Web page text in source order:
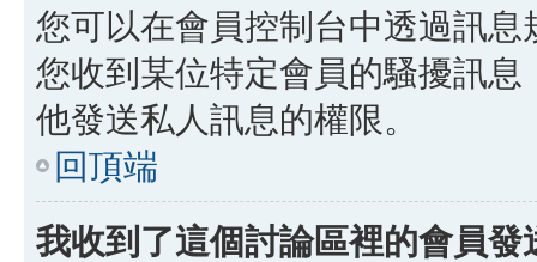
您可以在會員控制台中透過訊
您收到某位特定會員的騷擾訊
他發送私人訊息的權限。
回頂端
我收到了這個討論區裡的會員